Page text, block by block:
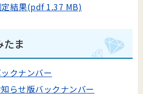
結果(pdf 1.37 MB)
ま
クナンバー
らせ版バックナンバー